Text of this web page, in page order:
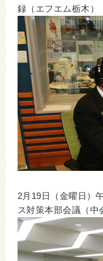
録（エフエム栃木）
2月19日（金曜日）
ス対策本部会議（中